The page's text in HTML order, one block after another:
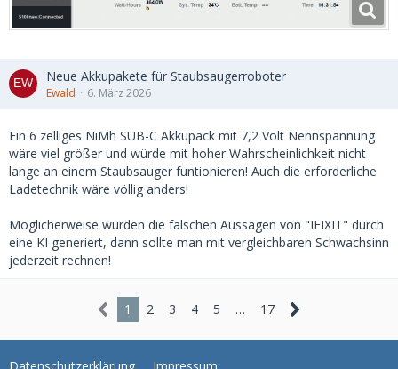
Neue Akkupakete für Staubsaugerroboter
Ewald 6. März 2026
Ein 6 zelliges NiMh SUB-C Akkupack mit 7,2 Volt Nennspannung
wäre viel größer und würde mit hoher Wahrscheinlichkeit nicht
lange an einem Staubsauger funtionieren! Auch die erforderliche
Ladetechnik wäre völlig anders!
Möglicherweise wurden die falschen Aussagen von "IFIXIT" durch
eine KI generiert, dann sollte man mit vergleichbaren Schwachsinn
jederzeit rechnen!
1 2 3 4 5 … 17